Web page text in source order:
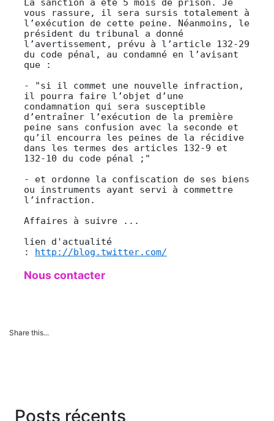
vous rassure, il sera sursis totalement à
l’exécution de cette peine. Néanmoins, le
président du tribunal a donné
l’avertissement, prévu à l’article 132-29
du code pénal, au condamné en l’avisant
que :
- "si il commet une nouvelle infraction,
il pourra faire l’objet d’une
condamnation qui sera susceptible
d’entraîner l’exécution de la première
peine sans confusion avec la seconde et
qu’il encourra les peines de la récidive
dans les termes des articles 132-9 et
132-10 du code pénal ;"
- et ordonne la confiscation de ses biens
ou instruments ayant servi à commettre
l’infraction.
Affaires à suivre ...
lien d'actualité
: http://blog.twitter.com/
Nous contacter
Share this...
Posts récents